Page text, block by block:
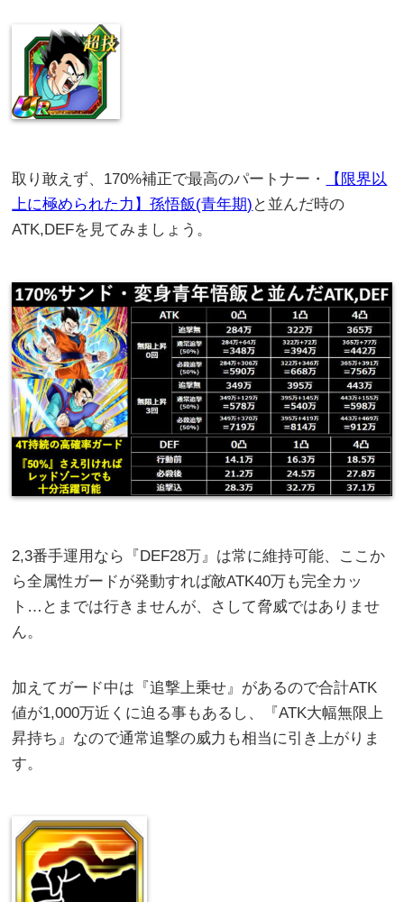
取り敢えず、170%補正で最高のパートナー・
【限界以
上に極められた力】孫悟飯(青年期) と並んだ時の
ATK,DEFを見てみましょう。
2,3番手運用なら『DEF28万』は常に維持可能、ここか
ら全属性ガードが発動すれば敵ATK40万も完全カッ
ト…とまでは行きませんが、さして脅威ではありませ
ん。
加えてガード中は『追撃上乗せ』があるので合計ATK
値が1,000万近くに迫る事もあるし、『ATK大幅無限上
昇持ち』なので通常追撃の威力も相当に引き上がりま
す。